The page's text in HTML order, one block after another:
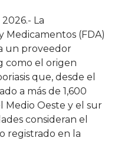
La
Medicamentos (FDA)
un proveedor
como el origen
que, desde el
a más de 1,600
Medio Oeste y el sur
consideran el
registrado en la